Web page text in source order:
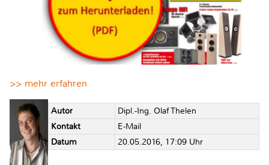
>> mehr erfahren
Autor
Dipl.-Ing. Olaf Thelen
Kontakt
E-Mail
Datum
20.05.2016, 17:09 Uhr